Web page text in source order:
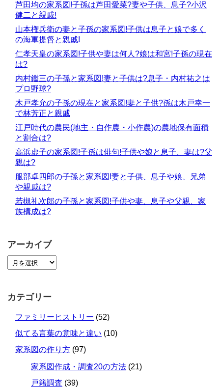
芦田均の家系図!子孫は芦田愛菜?妻や子供、息子?小沢
健二と親戚!
山本権兵衛の妻と子孫の家系図!子供は息子と娘で多く
の海軍提督と親戚!
仁孝天皇の家系図!子供や妻は何人?娘は和宮!子孫の現在
は?
内村鑑三の子孫と家系図!妻と子供は?息子・内村祐之は
プロ野球?
木戸孝允の子孫の現在と家系図!妻と子供?孫は木戸幸一
で林芳正と親戚
江戸時代の農民(地主・自作農・小作農)の農地保有面積
と割合は?
高浜虚子の家系図!子孫は俳句!子供や娘と息子、妻は?父
親は?
服部卓四郎の子孫と家系図!妻と子供、息子や娘、兄弟
や親戚は?
若槻礼次郎の子孫と家系図!子供や妻、息子や父親、家
族構成は?
アーカイブ
カテゴリー
ファミリーヒストリー (52)
似てる言葉の意味と違い (10)
家系図の作り方 (97)
家系図作成・調査20の方法 (21)
戸籍調査 (39)